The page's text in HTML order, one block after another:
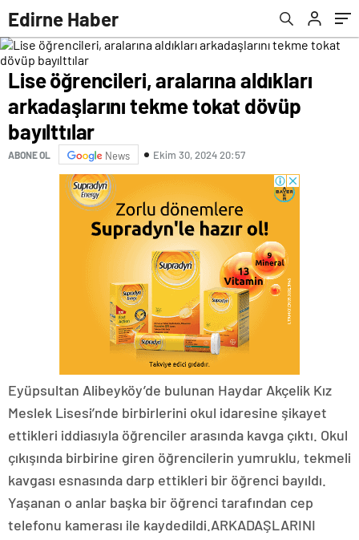
Edirne Haber
Lise öğrencileri, aralarına aldıkları
arkadaşlarını tekme tokat dövüp
bayılttılar
ABONE OL News Ekim 30, 2024 20:57
Eyüpsultan Alibeyköy’de bulunan Haydar Akçelik Kız
Meslek Lisesi’nde birbirlerini okul idaresine şikayet
ettikleri iddiasıyla öğrenciler arasında kavga çıktı. Okul
çıkışında birbirine giren öğrencilerin yumruklu, tekmeli
kavgası esnasında darp ettikleri bir öğrenci bayıldı.
Yaşanan o anlar başka bir öğrenci tarafından cep
telefonu kamerası ile kaydedildi.ARKADAŞLARINI